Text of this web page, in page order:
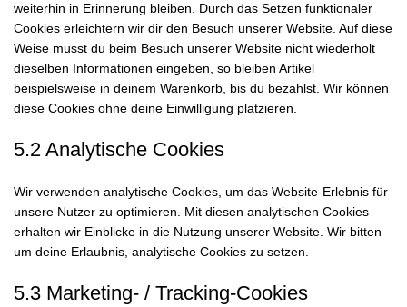
weiterhin in Erinnerung bleiben. Durch das Setzen funktionaler
Cookies erleichtern wir dir den Besuch unserer Website. Auf diese
Weise musst du beim Besuch unserer Website nicht wiederholt
dieselben Informationen eingeben, so bleiben Artikel
beispielsweise in deinem Warenkorb, bis du bezahlst. Wir können
diese Cookies ohne deine Einwilligung platzieren.
5.2 Analytische Cookies
Wir verwenden analytische Cookies, um das Website-Erlebnis für
unsere Nutzer zu optimieren. Mit diesen analytischen Cookies
erhalten wir Einblicke in die Nutzung unserer Website. Wir bitten
um deine Erlaubnis, analytische Cookies zu setzen.
5.3 Marketing- / Tracking-Cookies